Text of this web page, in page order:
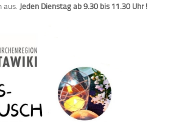
aus.Jeden Dienstag ab 9.30 bis 11.30 Uhr!